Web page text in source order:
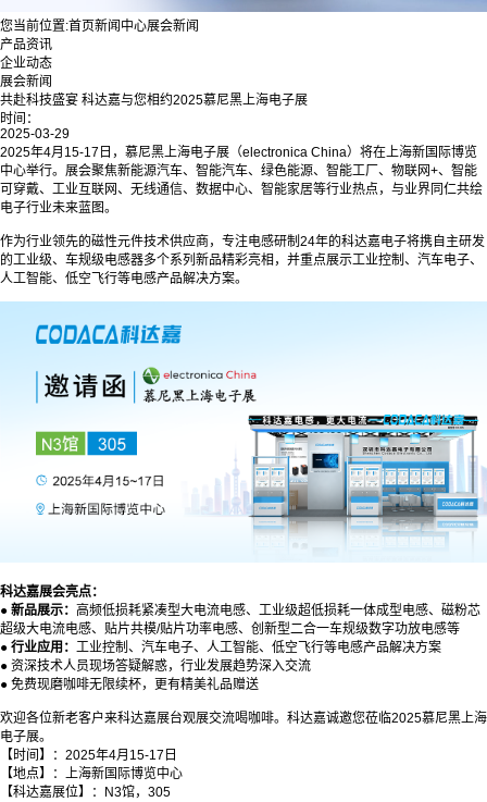
您当前位置:首页新闻中心展会新闻
产品资讯
企业动态
展会新闻
共赴科技盛宴 科达嘉与您相约2025慕尼黑上海电子展
时间：
2025-03-29
2025年4月15-17日，慕尼黑上海电子展（electronica China）将在上海新国际博览
中心举行。展会聚焦新能源汽车、智能汽车、绿色能源、智能工厂、物联网+、智能
可穿戴、工业互联网、无线通信、数据中心、智能家居等行业热点，与业界同仁共绘
电子行业未来蓝图。
作为行业领先的磁性元件技术供应商，专注电感研制24年的科达嘉电子将携自主研发
的工业级、车规级电感器多个系列新品精彩亮相，并重点展示工业控制、汽车电子、
人工智能、低空飞行等电感产品解决方案。
科达嘉展会亮点：
● 新品展示： 高频低损耗紧凑型大电流电感、工业级超低损耗一体成型电感、磁粉芯
超级大电流电感、贴片共模/贴片功率电感、创新型二合一车规级数字功放电感等
● 行业应用： 工业控制、汽车电子、人工智能、低空飞行等电感产品解决方案
● 资深技术人员现场答疑解惑，行业发展趋势深入交流
● 免费现磨咖啡无限续杯，更有精美礼品赠送
欢迎各位新老客户来科达嘉展台观展交流喝咖啡。科达嘉诚邀您莅临2025慕尼黑上海
电子展。
【时间】：2025年4月15-17日
【地点】：上海新国际博览中心
【科达嘉展位】：N3馆，305